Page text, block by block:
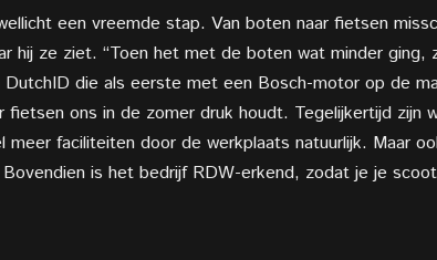
een vreemde stap. Van boten naar fietsen
hij ze ziet. “Toen het met de boten wat minder
die als eerste met een Bosch-motor op de
fietsen ons in de zomer druk houdt. Tegelijkertijd zijn
faciliteiten door de werkplaats natuurlijk. Maar
is het bedrijf RDW-erkend, zodat je je